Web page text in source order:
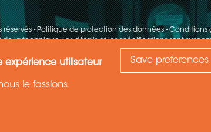
expérience utilisateur
le fassions.
Save preferences
réservés-Politique de protection des données -Conditions
de la technique. Les détails et les spécifications sont